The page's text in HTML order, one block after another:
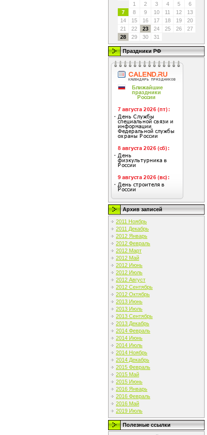
1
2 3 4 5
6
7
8 9 10 11 12
13
14
15 16 17 18 19
20
21
22 23 24 25 26
27
28
29 30 31
Праздники РФ
Архив записей
2011 Ноябрь
2011 Декабрь
2012 Январь
2012 Февраль
2012 Март
2012 Май
2012 Июнь
2012 Июль
2012 Август
2012 Сентябрь
2012 Октябрь
2013 Июнь
2013 Июль
2013 Сентябрь
2013 Декабрь
2014 Февраль
2014 Июнь
2014 Июль
2014 Ноябрь
2014 Декабрь
2015 Февраль
2015 Май
2015 Июнь
2016 Январь
2016 Февраль
2016 Май
2019 Июль
Полезные ссылки